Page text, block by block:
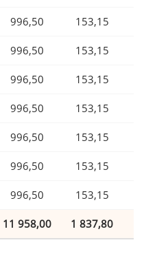
996,50 153,15
996,50 153,15
996,50 153,15
996,50 153,15
996,50 153,15
996,50 153,15
996,50 153,15
11 958,00 1 837,80